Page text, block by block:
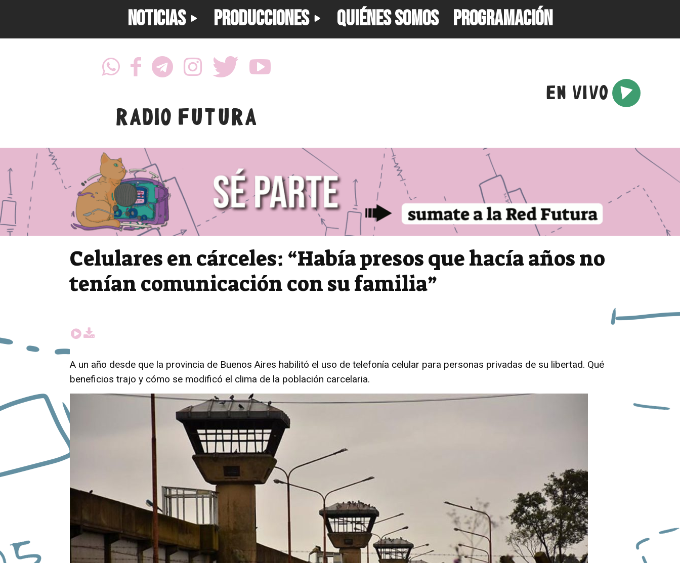
NOTICIAS PRODUCCIONES QUIÉNES SOMOS PROGRAMACIÓN
RADIO FUTURA
EN VIVO
Celulares en cárceles: “Había presos que hacía años no
tenían comunicación con su familia”
A un año desde que la provincia de Buenos Aires habilitó el uso de telefonía celular para personas privadas de su libertad. Qué
beneficios trajo y cómo se modificó el clima de la población carcelaria.